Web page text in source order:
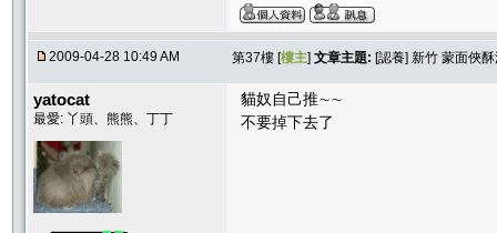
2009-04-28 10:49 AM 第37樓 [樓主] 文章主題: [認養] 新竹 蒙面俠
yatocat
最愛: 丫頭、熊熊、丁丁
貓奴自己推∼∼
不要掉下去了